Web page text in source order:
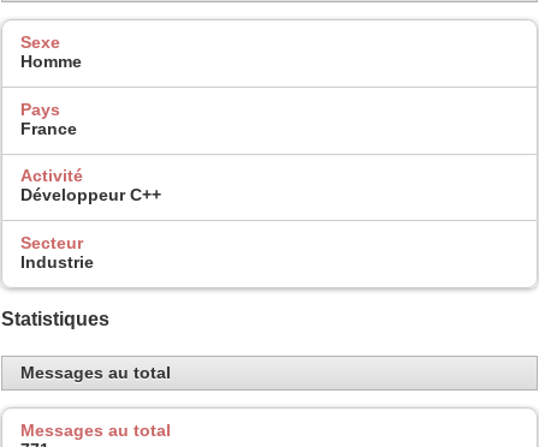
Sexe
Homme
Pays
France
Activité
Développeur C++
Secteur
Industrie
Statistiques
Messages au total
Messages au total